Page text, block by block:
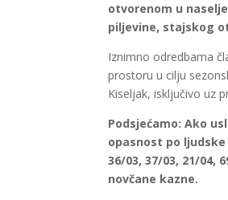
otvorenom u
piljevine, stajskog
Iznimno odredbama
prostoru u cilju
Kiseljak, isključivo uz
Podsjećamo: Ako
opasnost po ljudske
36/03, 37/03, 21/04,
novčane kazne.